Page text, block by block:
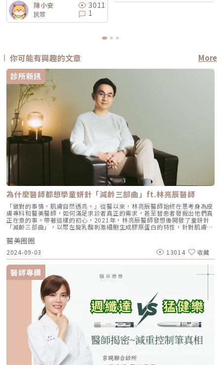
陳小安
民眾
3011
1
你可能有興趣的文章
More
診所新訊
為什麼醫師都想學童妍針「減齡三部曲」ft.林亮辰醫師
「做對的事情，肌膚自然透亮。」從醫以來，林亮辰醫師始終在思考身為皮
膚專科和醫美醫師，如何滿足求診者真正的需求，甚至替患者發掘出他們真
正在意的事。帶著這樣的初心，2021年，林亮辰醫師發想後開發了童妍針
「減齡三部曲」，以聚左旋乳酸刺激細胞生成膠原蛋白的特性，針對肌膚拉
提、全臉塑形、膚質改善提供了全方面的解法。隨著法國高德美推出的
「AART美學評估系統」，和「HIT整體個人治療計畫」備受國際醫界肯定，
林亮辰醫師也受邀加入AART亞太區國際專家醫師六人小組，共同將治療分
析系統標準化。林亮辰醫師不僅研發了童妍針「減齡三部曲」，也將標準化
的分析與療程分與更多醫師們分享，每次開課都場場爆滿。圖／林亮辰皮膚
專科診所提供以雕塑藝術品概念設計的「減齡三部曲」移動了一下電腦螢
幕，求學時就喜歡欣賞各類型藝術作品的林亮辰醫師，以油畫繪製人像的過
程來解釋「減齡三部曲」。第一步為結構打底，將童妍針施打在韌帶上讓全
臉輪廓緊緻塑型，接著是增強線條跟色彩，也就是45度側身時的臉型，最後
再去精修五官。突破過去醫美專注於個別五官的調整，「減齡三部曲」更在
意的是全臉的平衡，且因為施打童妍針後，膠原蛋白生長期可長達二十五個
月，因此在評估時更要以求診者三年、五年後的樣貌做長期性的規劃。林亮
辰醫師以「長期主義者」砥礪自己，也希望團隊、報名「減齡三部曲」的醫
師都能以此為目標。圖／林亮辰皮膚專科診所提供另一方面，泡製後的聚左
旋乳酸為水狀，流動性高、分子極小，施打的量、範圍、深度非常考量醫師
的經驗，也會影響想要達到的效果。也是當初林亮辰醫師創立「減齡三部
曲」的原因，希望多年施作經驗系統化，分享給更多願意長時間陪伴求診者
越來越好、越變越美的醫師。這樣的起心動念剛好也與研發、生產、製造童
妍針的高德美藥廠推出的AART/HIT觀念不謀而合。林亮辰醫師參加2024年
醫美圈圈
2024-09-03 13014 收藏
醫師專欄